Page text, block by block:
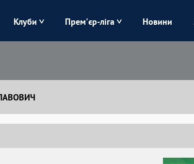
Клуби
Карпати
Прем'єр-ліга Новини